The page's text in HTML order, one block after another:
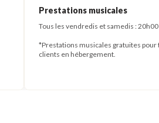
Prestations musicales
Tous les vendredis et samedis :
*Prestations musicales gratuites pour
clients en hébergement.